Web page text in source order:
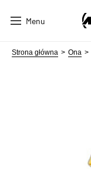
Menu
Strona główna Ona